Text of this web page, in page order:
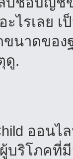
ไรเลย
ขนาดขอ
ดู.
ออนไ
ริโภคที่